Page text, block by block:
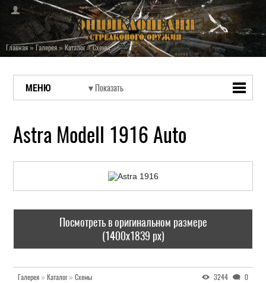
Главная»Галерея»Каталог»Схемы
МЕНЮ
Astra Modell 1916 Auto
Посмотреть в оригинальном размере
(1400x1839 px)
Галерея » Каталог» Схемы 3244 0